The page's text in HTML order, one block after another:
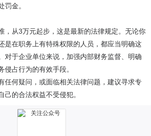
罚金。
，从3万元起步，这是最新的法律规定。无论你
是在职务上有特殊权限的人员，都应当明确这
对于企业单位来说，加强内部财务监督、明确
侵占行为的有效手段。
任何疑问，或面临相关法律问题，建议寻求专
己的合法权益不受侵犯。